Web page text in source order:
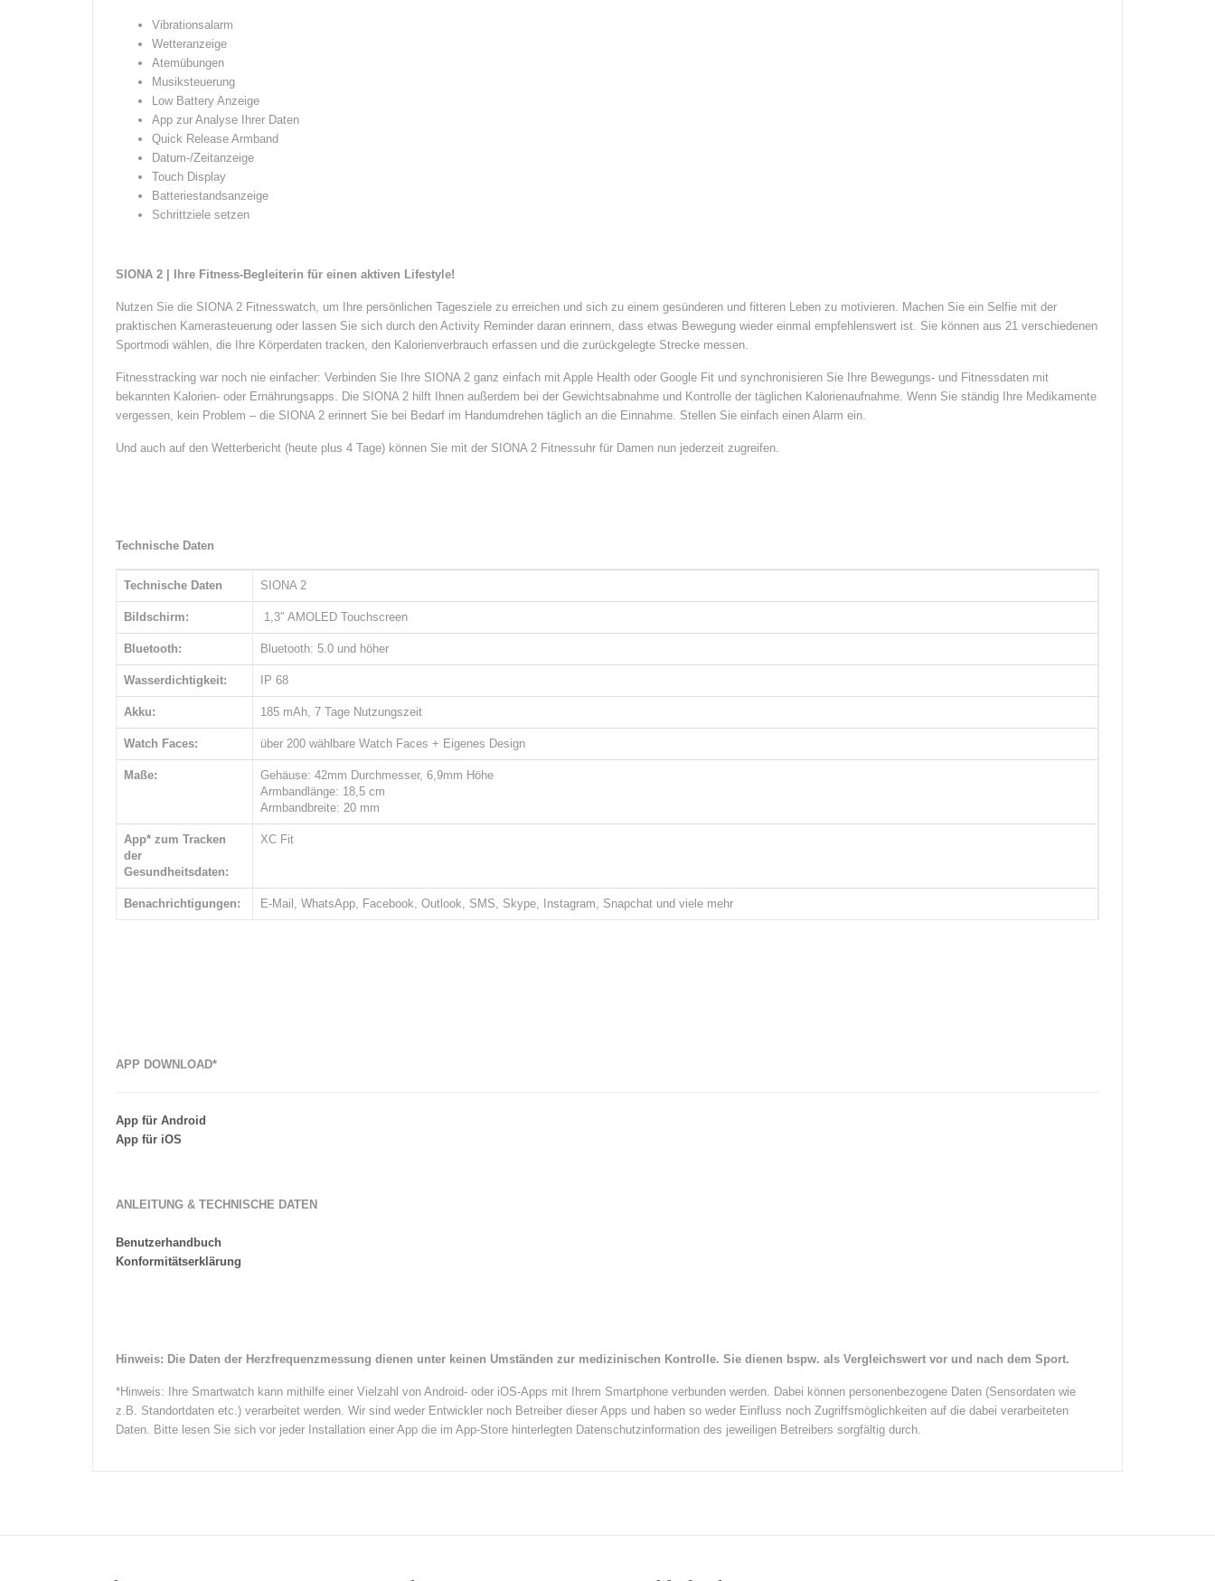
Vibrationsalarm
Wetteranzeige
Atemübungen
Musiksteuerung
Low Battery Anzeige
App zur Analyse Ihrer Daten
Quick Release Armband
Datum-/Zeitanzeige
Touch Display
Batteriestandsanzeige
Schrittziele setzen
SIONA 2 | Ihre Fitness-Begleiterin für einen aktiven Lifestyle!
Nutzen Sie die SIONA 2 Fitnesswatch, um Ihre persönlichen Tagesziele zu erreichen und sich zu einem gesünderen und fitteren Leben zu motivieren. Machen Sie ein Selfie mit der
praktischen Kamerasteuerung oder lassen Sie sich durch den Activity Reminder daran erinnern, dass etwas Bewegung wieder einmal empfehlenswert ist. Sie können aus 21 verschiedenen
Sportmodi wählen, die Ihre Körperdaten tracken, den Kalorienverbrauch erfassen und die zurückgelegte Strecke messen.
Fitnesstracking war noch nie einfacher: Verbinden Sie Ihre SIONA 2 ganz einfach mit Apple Health oder Google Fit und synchronisieren Sie Ihre Bewegungs- und Fitnessdaten mit
bekannten Kalorien- oder Ernährungsapps. Die SIONA 2 hilft Ihnen außerdem bei der Gewichtsabnahme und Kontrolle der täglichen Kalorienaufnahme. Wenn Sie ständig Ihre Medikamente
vergessen, kein Problem – die SIONA 2 erinnert Sie bei Bedarf im Handumdrehen täglich an die Einnahme. Stellen Sie einfach einen Alarm ein.
Und auch auf den Wetterbericht (heute plus 4 Tage) können Sie mit der SIONA 2 Fitnessuhr für Damen nun jederzeit zugreifen.
Technische Daten
Technische Daten SIONA 2
Bildschirm: 1,3″ AMOLED Touchscreen
Bluetooth: Bluetooth: 5.0 und höher
Wasserdichtigkeit: IP 68
Akku: 185 mAh, 7 Tage Nutzungszeit
Watch Faces: über 200 wählbare Watch Faces + Eigenes Design
Maße:
Gehäuse: 42mm Durchmesser, 6,9mm Höhe
Armbandlänge: 18,5 cm
Armbandbreite: 20 mm
App* zum Tracken
der
Gesundheitsdaten:
XC Fit
Benachrichtigungen: E-Mail, WhatsApp, Facebook, Outlook, SMS, Skype, Instagram, Snapchat und viele mehr
APP DOWNLOAD*
App für Android
App für iOS
ANLEITUNG & TECHNISCHE DATEN
Benutzerhandbuch
Konformitätserklärung
Hinweis: Die Daten der Herzfrequenzmessung dienen unter keinen Umständen zur medizinischen Kontrolle. Sie dienen bspw. als Vergleichswert vor und nach dem Sport.
*Hinweis: Ihre Smartwatch kann mithilfe einer Vielzahl von Android- oder iOS-Apps mit Ihrem Smartphone verbunden werden. Dabei können personenbezogene Daten (Sensordaten wie
z.B. Standortdaten etc.) verarbeitet werden. Wir sind weder Entwickler noch Betreiber dieser Apps und haben so weder Einfluss noch Zugriffsmöglichkeiten auf die dabei verarbeiteten
Daten. Bitte lesen Sie sich vor jeder Installation einer App die im App-Store hinterlegten Datenschutzinformation des jeweiligen Betreibers sorgfältig durch.